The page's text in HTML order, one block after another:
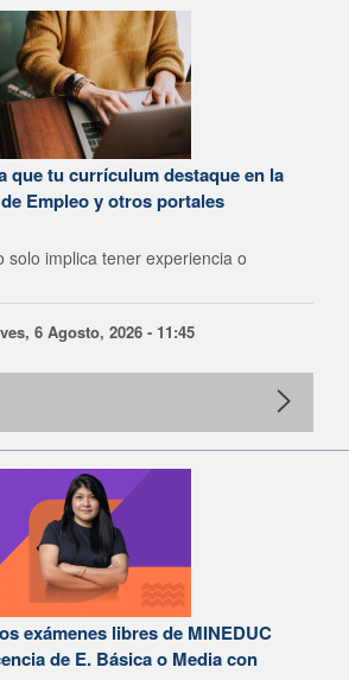
que tu currículum destaque en la
Empleo y otros portales
solo implica tener experiencia o
6 Agosto, 2026 - 11:45
exámenes libres de MINEDUC
de E. Básica o Media con